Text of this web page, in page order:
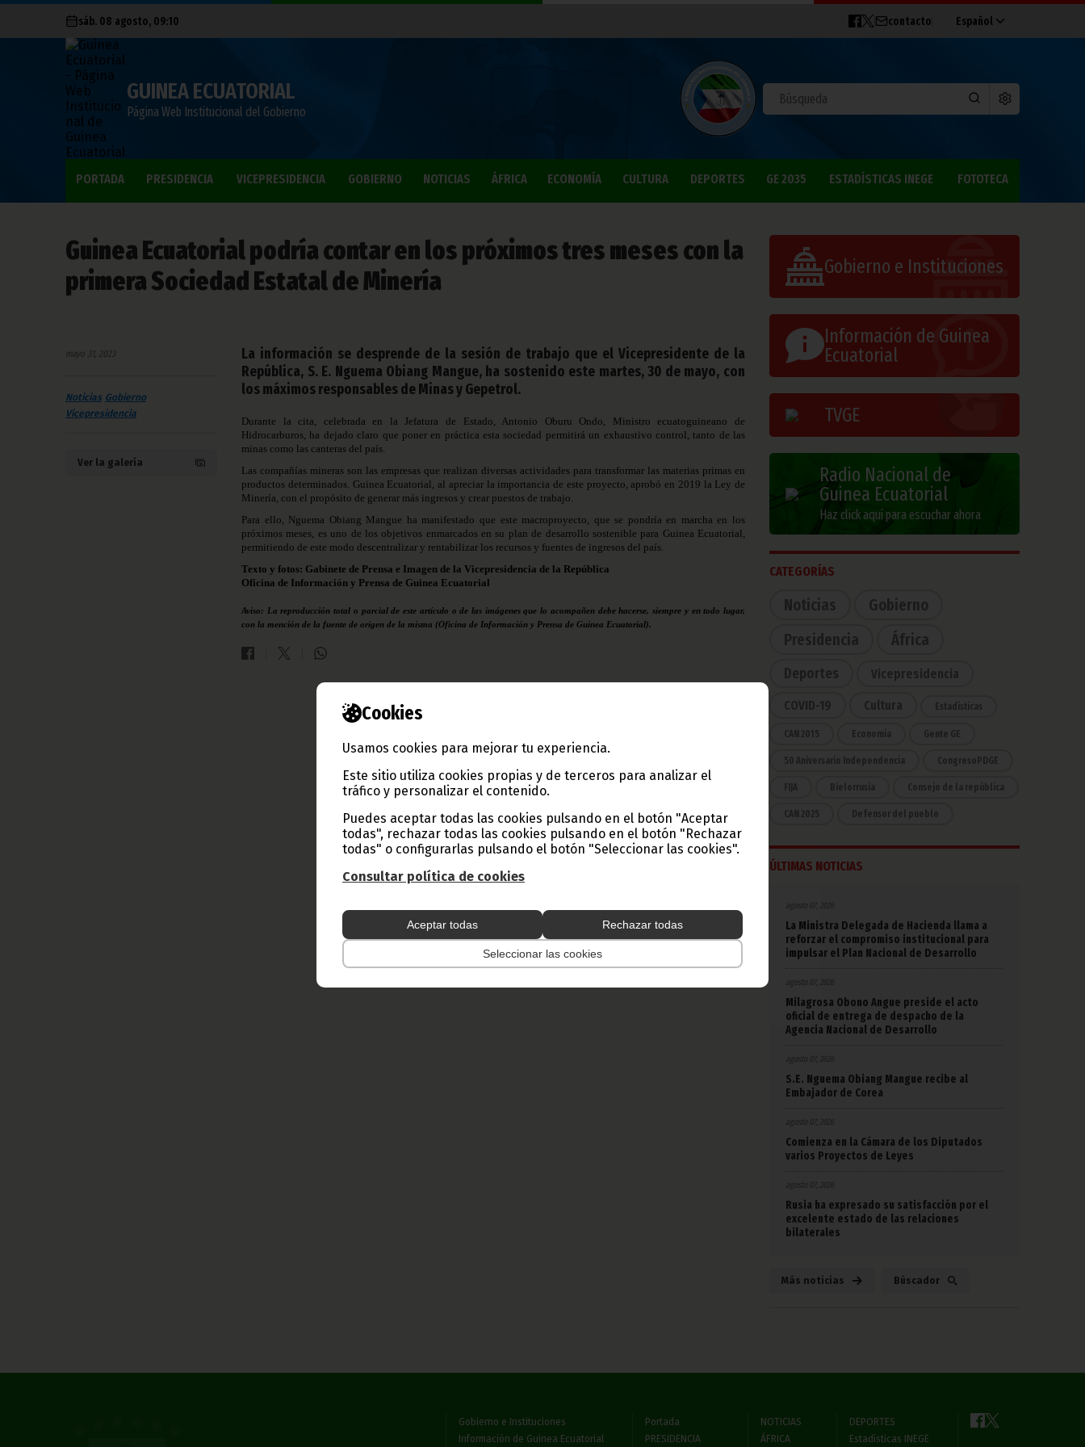
Cookies
Usamos cookies para mejorar tu experiencia.
Este sitio utiliza cookies propias y de terceros para analizar el
tráfico y personalizar el contenido.
Puedes aceptar todas las cookies pulsando en el botón "Aceptar
todas", rechazar todas las cookies pulsando en el botón "Rechazar
todas" o configurarlas pulsando el botón "Seleccionar las cookies".
Consultar política de cookies
Aceptar todas Rechazar todas
Seleccionar las cookies
sáb. 08 agosto, 09:10 contacto Español
GUINEA ECUATORIAL
Página Web Institucional del Gobierno
PORTADA PRESIDENCIA VICEPRESIDENCIA GOBIERNO NOTICIAS ÁFRICA ECONOMÍA CULTURA DEPORTES GE 2035 ESTADÍSTICAS INEGE FOTOTECA
Guinea Ecuatorial podría contar en los próximos tres meses con la
primera Sociedad Estatal de Minería
mayo 31, 2023
Noticias Gobierno
Vicepresidencia
Ver la galería
La información se desprende de la sesión de trabajo que el Vicepresidente de la
República, S. E. Nguema Obiang Mangue, ha sostenido este martes, 30 de mayo, con
los máximos responsables de Minas y Gepetrol.
Durante la cita, celebrada en la Jefatura de Estado, Antonio Oburu Ondo, Ministro ecuatoguineano de
Hidrocarburos, ha dejado claro que poner en práctica esta sociedad permitirá un exhaustivo control, tanto de las
minas como las canteras del país.
Las compañías mineras son las empresas que realizan diversas actividades para transformar las materias primas en
productos determinados. Guinea Ecuatorial, al apreciar la importancia de este proyecto, aprobó en 2019 la Ley de
Minería, con el propósito de generar más ingresos y crear puestos de trabajo.
Para ello, Nguema Obiang Mangue ha manifestado que este macroproyecto, que se pondría en marcha en los
próximos meses, es uno de los objetivos enmarcados en su plan de desarrollo sostenible para Guinea Ecuatorial,
permitiendo de este modo descentralizar y rentabilizar los recursos y fuentes de ingresos del país.
Texto y fotos: Gabinete de Prensa e Imagen de la Vicepresidencia de la República
Oficina de Información y Prensa de Guinea Ecuatorial
Aviso: La reproducción total o parcial de este artículo o de las imágenes que lo acompañen debe hacerse, siempre y en todo lugar,
con la mención de la fuente de origen de la misma (Oficina de Información y Prensa de Guinea Ecuatorial).
Gobierno e Instituciones
Información de Guinea
Ecuatorial
TVGE
Radio Nacional de
Guinea Ecuatorial
Haz click aquí para escuchar ahora
CATEGORÍAS
Noticias
Gobierno
Presidencia
África
Deportes Vicepresidencia
COVID-19 Cultura Estadísticas
CAN 2015 Economía Gente GE
50 Aniversario Independencia CongresoPDGE
FIJA Bielorrusia Consejo de la república
CAN 2025 Defensor del pueblo
ÚLTIMAS NOTICIAS
agosto 07, 2026
La Ministra Delegada de Hacienda llama a
reforzar el compromiso institucional para
impulsar el Plan Nacional de Desarrollo
agosto 07, 2026
Milagrosa Obono Angue preside el acto
oficial de entrega de despacho de la
Agencia Nacional de Desarrollo
agosto 07, 2026
S.E. Nguema Obiang Mangue recibe al
Embajador de Corea
agosto 07, 2026
Comienza en la Cámara de los Diputados
varios Proyectos de Leyes
agosto 07, 2026
Rusia ha expresado su satisfacción por el
excelente estado de las relaciones
bilaterales
Más noticias Búscador
Gobierno e Instituciones
Información de Guinea Ecuatorial
Portada
PRESIDENCIA
NOTICIAS
ÁFRICA
DEPORTES
Estadísticas INEGE